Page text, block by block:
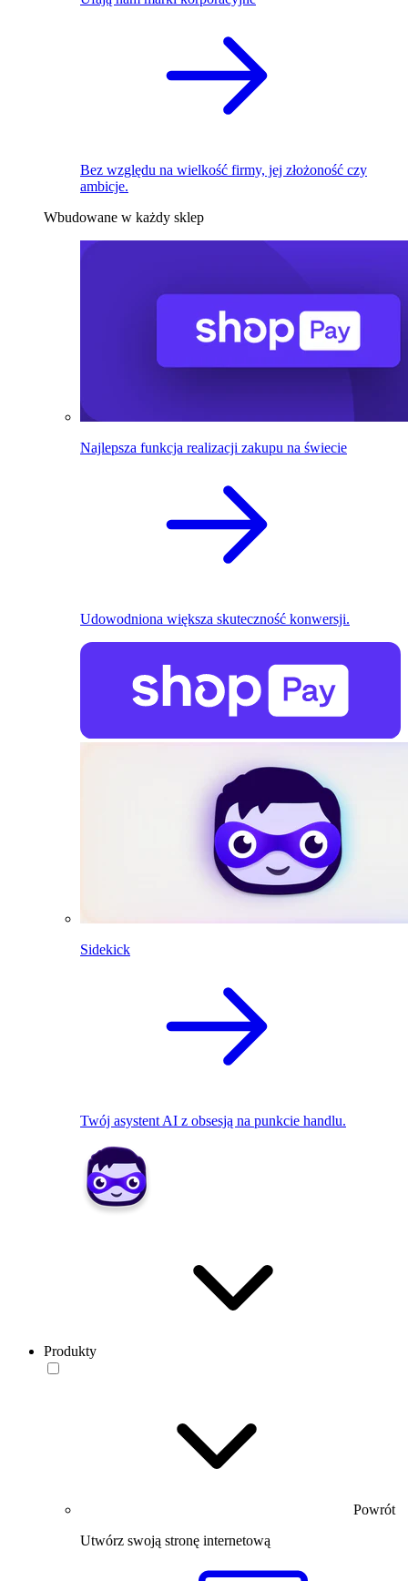
Bez względu na wielkość firmy, jej złożoność czy
ambicje.
Wbudowane w każdy sklep
Najlepsza funkcja realizacji zakupu na świecie
Udowodniona większa skuteczność konwersji.
Sidekick
Twój asystent AI z obsesją na punkcie handlu.
Produkty
Powrót
Utwórz swoją stronę internetową